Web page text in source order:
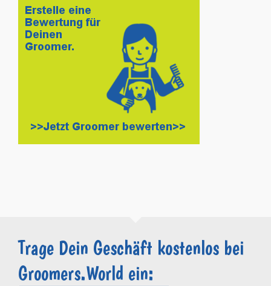
Trage Dein Geschäft kostenlos bei
Groomers.World ein: